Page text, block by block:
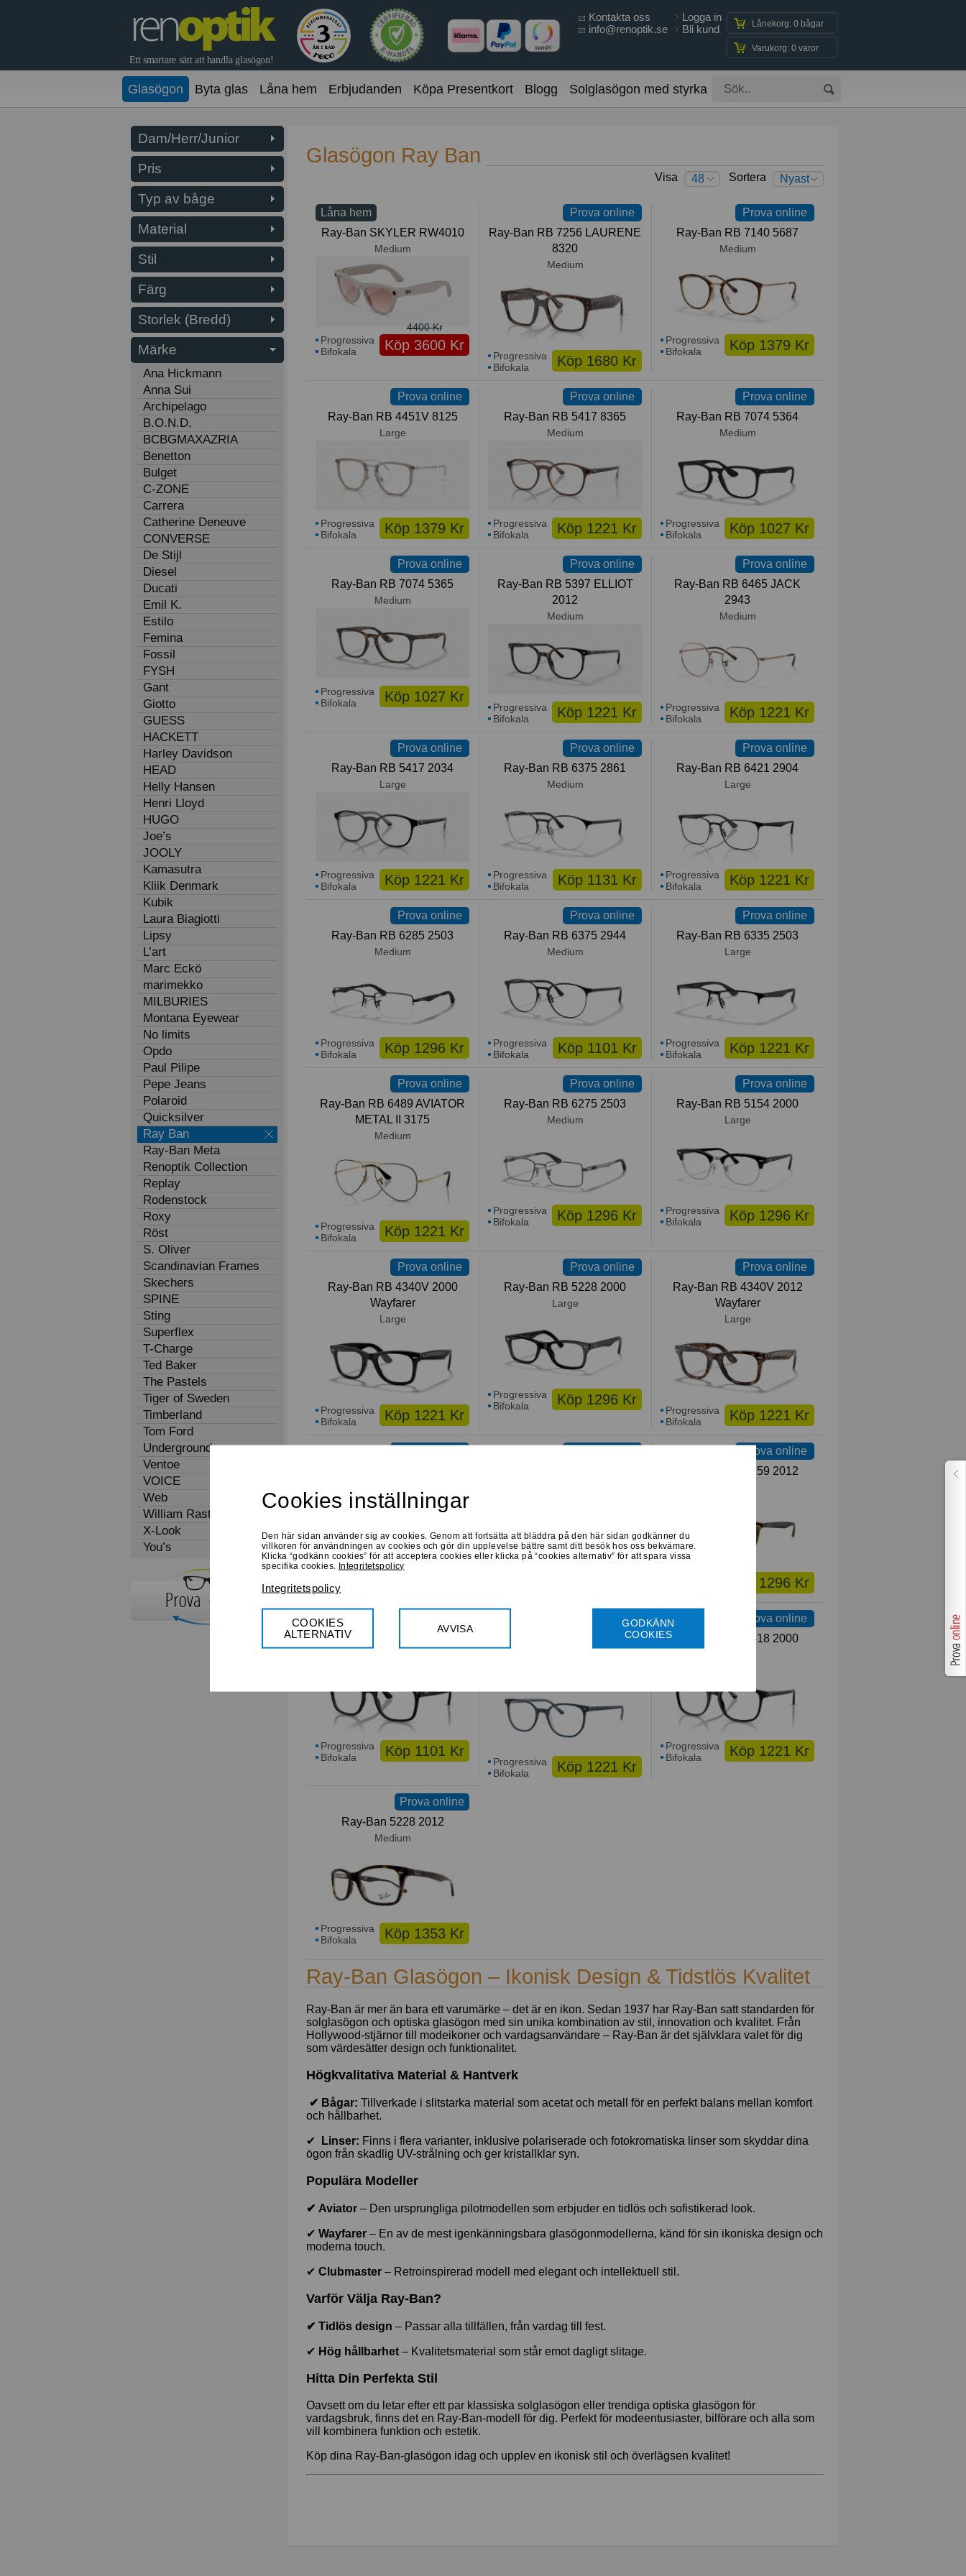
Kontakta oss
info@renoptik.se
Logga in
Bli kund
Lånekorg: 0 bågar
Varukorg: 0 varor
Glasögon Byta glas Låna hem Erbjudanden Köpa Presentkort Blogg Solglasögon med styrka
Dam/Herr/Junior
Pris
Typ av båge
Material
Stil
Färg
Storlek (Bredd)
Märke
Ana Hickmann
Anna Sui
Archipelago
B.O.N.D.
BCBGMAXAZRIA
Benetton
Bulget
C-ZONE
Carrera
Catherine Deneuve
CONVERSE
De Stijl
Diesel
Ducati
Emil K.
Estilo
Femina
Fossil
FYSH
Gant
Giotto
GUESS
HACKETT
Harley Davidson
HEAD
Helly Hansen
Henri Lloyd
HUGO
Joe’s
JOOLY
Kamasutra
Kliik Denmark
Kubik
Laura Biagiotti
Lipsy
L’art
Marc Eckö
marimekko
MILBURIES
Montana Eyewear
No limits
Opdo
Paul Pilipe
Pepe Jeans
Polaroid
Quicksilver
Ray Ban
Ray-Ban Meta
Renoptik Collection
Replay
Rodenstock
Roxy
Röst
S. Oliver
Scandinavian Frames
Skechers
SPINE
Sting
Superflex
T-Charge
Ted Baker
The Pastels
Tiger of Sweden
Timberland
Tom Ford
Underground
Ventoe
VOICE
Web
William Rast
X-Look
You’s
Glasögon Ray Ban
Visa 48 Sortera
Nyast
Låna hem
Ray-Ban SKYLER RW4010
Medium
Köp 3600 Kr
4400 Kr
Progressiva
Bifokala
Prova online
Ray-Ban RB 7256 LAURENE
8320
Medium
Köp 1680 Kr
Progressiva
Bifokala
Prova online
Ray-Ban RB 7140 5687
Medium
Köp 1379 Kr
Progressiva
Bifokala
Prova online
Ray-Ban RB 4451V 8125
Large
Köp 1379 Kr
Progressiva
Bifokala
Prova online
Ray-Ban RB 5417 8365
Medium
Köp 1221 Kr
Progressiva
Bifokala
Prova online
Ray-Ban RB 7074 5364
Medium
Köp 1027 Kr
Progressiva
Bifokala
Prova online
Ray-Ban RB 7074 5365
Medium
Köp 1027 Kr
Progressiva
Bifokala
Prova online
Ray-Ban RB 5397 ELLIOT
2012
Medium
Köp 1221 Kr
Progressiva
Bifokala
Prova online
Ray-Ban RB 6465 JACK
2943
Medium
Köp 1221 Kr
Progressiva
Bifokala
Prova online
Ray-Ban RB 5417 2034
Large
Köp 1221 Kr
Progressiva
Bifokala
Prova online
Ray-Ban RB 6375 2861
Medium
Köp 1131 Kr
Progressiva
Bifokala
Prova online
Ray-Ban RB 6421 2904
Large
Köp 1221 Kr
Progressiva
Bifokala
Prova online
Ray-Ban RB 6285 2503
Medium
Köp 1296 Kr
Progressiva
Bifokala
Prova online
Ray-Ban RB 6375 2944
Medium
Köp 1101 Kr
Progressiva
Bifokala
Prova online
Ray-Ban RB 6335 2503
Large
Köp 1221 Kr
Progressiva
Bifokala
Prova online
Ray-Ban RB 6489 AVIATOR
METAL II 3175
Medium
Köp 1221 Kr
Progressiva
Bifokala
Prova online
Ray-Ban RB 6275 2503
Medium
Köp 1296 Kr
Progressiva
Bifokala
Prova online
Ray-Ban RB 5154 2000
Large
Köp 1296 Kr
Progressiva
Bifokala
Prova online
Ray-Ban RB 4340V 2000
Wayfarer
Large
Köp 1221 Kr
Progressiva
Bifokala
Prova online
Ray-Ban RB 5228 2000
Large
Köp 1296 Kr
Progressiva
Bifokala
Prova online
Ray-Ban RB 4340V 2012
Wayfarer
Large
Köp 1221 Kr
Progressiva
Bifokala
Bifokala
Prova online
Ray-Ban RB 7159 2012
Köp 1296 Kr
Ray-Ban RB 7228 2477
Köp 1101 Kr
Progressiva
Bifokala
Prova online
Ray-Ban RB 5397 ELLIOT
Köp 1221 Kr
Progressiva
Bifokala
Prova online
Ray-Ban RB 5418 2000
Köp 1221 Kr
Progressiva
Bifokala
Prova online
Ray-Ban 5228 2012
Medium
Köp 1353 Kr
Progressiva
Bifokala
Ray-Ban Glasögon – Ikonisk Design & Tidstlös Kvalitet
Ray-Ban är mer än bara ett varumärke – det är en ikon. Sedan 1937 har Ray-Ban satt standarden för
solglasögon och optiska glasögon med sin unika kombination av stil, innovation och kvalitet. Från
Hollywood-stjärnor till modeikoner och vardagsanvändare – Ray-Ban är det självklara valet för dig
som värdesätter design och funktionalitet.
Högkvalitativa Material & Hantverk
✔ Bågar: Tillverkade i slitstarka material som acetat och metall för en perfekt balans mellan komfort
och hållbarhet.
✔ Linser: Finns i flera varianter, inklusive polariserade och fotokromatiska linser som skyddar dina
ögon från skadlig UV-strålning och ger kristallklar syn.
Populära Modeller
✔ Aviator – Den ursprungliga pilotmodellen som erbjuder en tidlös och sofistikerad look.
✔ Wayfarer – En av de mest igenkänningsbara glasögonmodellerna, känd för sin ikoniska design och
moderna touch.
✔ Clubmaster – Retroinspirerad modell med elegant och intellektuell stil.
Varför Välja Ray-Ban?
✔ Tidlös design – Passar alla tillfällen, från vardag till fest.
✔ Hög hållbarhet – Kvalitetsmaterial som står emot dagligt slitage.
Hitta Din Perfekta Stil
Oavsett om du letar efter ett par klassiska solglasögon eller trendiga optiska glasögon för
vardagsbruk, finns det en Ray-Ban-modell för dig. Perfekt för modeentusiaster, bilförare och alla som
vill kombinera funktion och estetik.
Köp dina Ray-Ban-glasögon idag och upplev en ikonisk stil och överlägsen kvalitet!
Cookies inställningar
Den här sidan använder sig av cookies. Genom att fortsätta att bläddra på den här sidan godkänner du
villkoren för användningen av cookies och gör din upplevelse bättre samt ditt besök hos oss bekvämare.
Klicka “godkänn cookies” för att acceptera cookies eller klicka på “cookies alternativ” för att spara vissa
specifika cookies. Integritetspolicy
Integritetspolicy
COOKIES
ALTERNATIV
AVVISA
GODKÄNN
COOKIES